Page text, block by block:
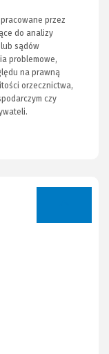
przez
do analizy
sądów
problemowe,
na prawną
orzecznictwa,
czy